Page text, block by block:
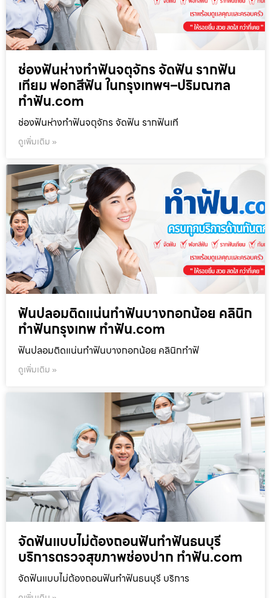
ช่องฟันห่างทำฟันจตุจักร จัดฟัน รากฟัน
เทียม ฟอกสีฟัน ในกรุงเทพฯ–ปริมณฑล
ทำฟัน.com
ช่องฟันห่างทำฟันจตุจักร จัดฟัน รากฟันเที
ดูเพิ่มเติม »
ฟันปลอมติดแน่นทำฟันบางกอกน้อย คลินิก
ทำฟันกรุงเทพ ทำฟัน.com
ฟันปลอมติดแน่นทำฟันบางกอกน้อย คลินิกทำฟั
ดูเพิ่มเติม »
จัดฟันแบบไม่ต้องถอนฟันทำฟันธนบุรี
บริการตรวจสุขภาพช่องปาก ทำฟัน.com
จัดฟันแบบไม่ต้องถอนฟันทำฟันธนบุรี บริการ